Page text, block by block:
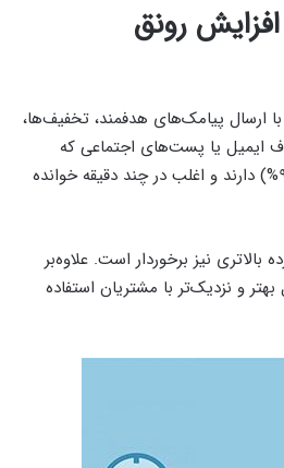
رونق
ارسال پیامک‌های هدفمند، تخفیف‌ها،
ایمیل یا پست‌های اجتماعی که
ممکن است نادیده گرفته شوند، پیامک‌ها نرخ باز شدن بسیار بالایی (بیش از ۹۰%) دارند و اغلب در چند دقیقه خوانده
بالاتری نیز برخوردار است. علاوه‌بر
و نزدیک‌تر با مشتریان استفاده